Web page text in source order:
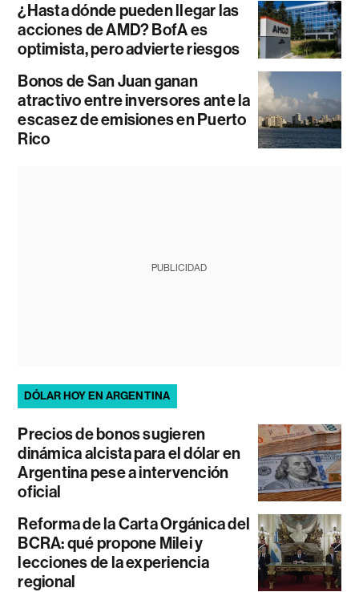
¿Hasta dónde pueden llegar las
acciones de AMD? BofA es
optimista, pero advierte riesgos
Bonos de San Juan ganan
atractivo entre inversores ante la
escasez de emisiones en Puerto
Rico
PUBLICIDAD
DÓLAR HOY EN ARGENTINA
Precios de bonos sugieren
dinámica alcista para el dólar en
Argentina pese a intervención
oficial
Reforma de la Carta Orgánica del
BCRA: qué propone Milei y
lecciones de la experiencia
regional